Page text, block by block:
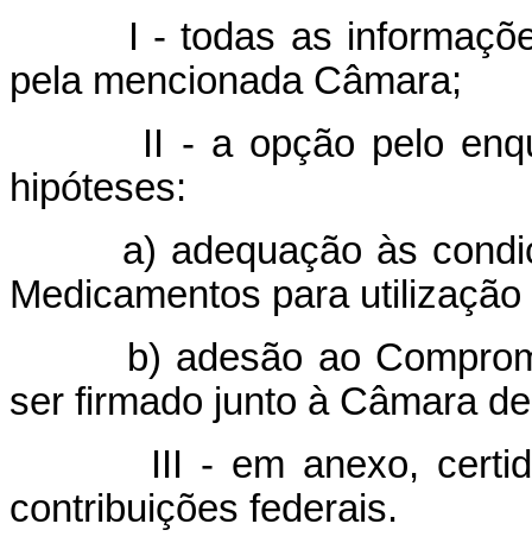
I - todas as
pela mencionada Câmara;
II - a opção pelo
hipóteses:
a) adequação às
Medicamentos para
b) adesão ao
ser firmado junto à Câmara
III - em anexo,
contribuições federais.